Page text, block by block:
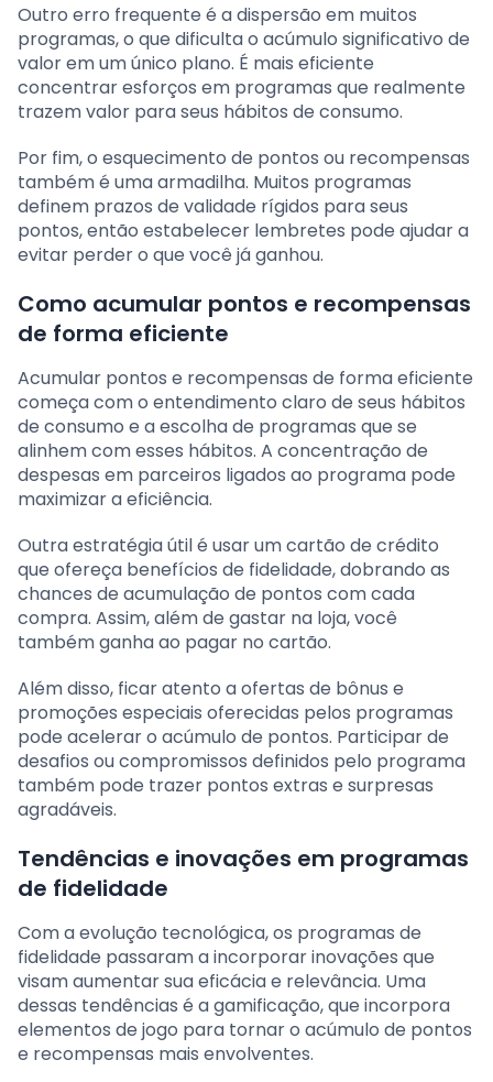
Outro erro frequente é a dispersão em muitos
programas, o que dificulta o acúmulo significativo de
valor em um único plano. É mais eficiente
concentrar esforços em programas que realmente
trazem valor para seus hábitos de consumo.
Por fim, o esquecimento de pontos ou recompensas
também é uma armadilha. Muitos programas
definem prazos de validade rígidos para seus
pontos, então estabelecer lembretes pode ajudar a
evitar perder o que você já ganhou.
Como acumular pontos e recompensas
de forma eficiente
Acumular pontos e recompensas de forma eficiente
começa com o entendimento claro de seus hábitos
de consumo e a escolha de programas que se
alinhem com esses hábitos. A concentração de
despesas em parceiros ligados ao programa pode
maximizar a eficiência.
Outra estratégia útil é usar um cartão de crédito
que ofereça benefícios de fidelidade, dobrando as
chances de acumulação de pontos com cada
compra. Assim, além de gastar na loja, você
também ganha ao pagar no cartão.
Além disso, ficar atento a ofertas de bônus e
promoções especiais oferecidas pelos programas
pode acelerar o acúmulo de pontos. Participar de
desafios ou compromissos definidos pelo programa
também pode trazer pontos extras e surpresas
agradáveis.
Tendências e inovações em programas
de fidelidade
Com a evolução tecnológica, os programas de
fidelidade passaram a incorporar inovações que
visam aumentar sua eficácia e relevância. Uma
dessas tendências é a gamificação, que incorpora
elementos de jogo para tornar o acúmulo de pontos
e recompensas mais envolventes.